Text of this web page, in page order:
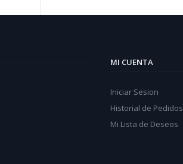
MI CUENTA
Iniciar Sesion
Historial de Pedidos
Mi Lista de Deseos